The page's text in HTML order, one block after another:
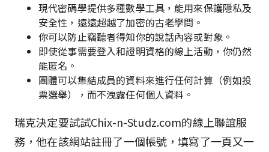
現代密碼學提供多種數學工具，能用來保護隱私及
安全性，遠遠超越了加密的古老學問。
你可以防止竊聽者得知你的說話內容或對象。
即使從事需要登入和證明資格的線上活動，你仍然
能匿名。
團體可以集結成員的資料來進行任何計算（例如投
票選舉），而不洩露任何個人資料。
瑞克決定要試試Chix-n-Studz.com的線上聯誼服
務，他在該網站註冊了一個帳號，填寫了一頁又一